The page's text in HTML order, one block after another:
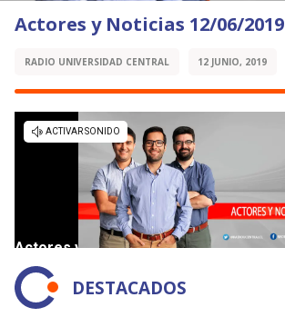
Actores y Noticias 12/06/2019
RADIO UNIVERSIDAD CENTRAL 12 JUNIO, 2019
DESTACADOS